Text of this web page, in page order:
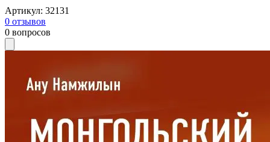
Артикул: 32131
0 отзывов
0 вопросов